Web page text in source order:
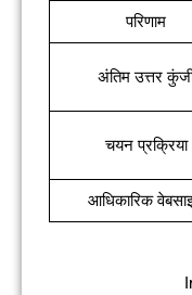
परिणाम
अंतिम उत्तर
चयन प्रक्रिया
आधिकारिक